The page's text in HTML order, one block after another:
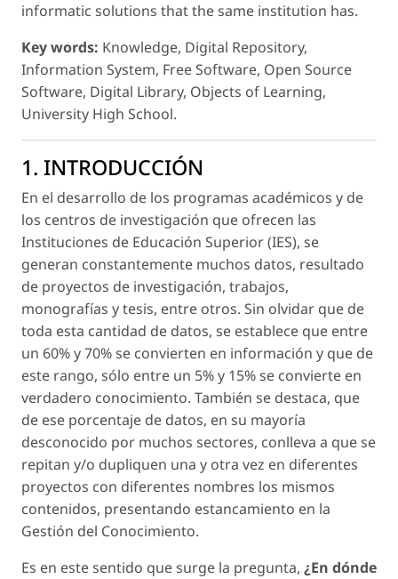
informatic solutions that the same institution has.
Key words: Knowledge, Digital Repository,
Information System, Free Software, Open Source
Software, Digital Library, Objects of Learning,
University High School.
1. INTRODUCCIÓN
En el desarrollo de los programas académicos y de
los centros de investigación que ofrecen las
Instituciones de Educación Superior (IES), se
generan constantemente muchos datos, resultado
de proyectos de investigación, trabajos,
monografías y tesis, entre otros. Sin olvidar que de
toda esta cantidad de datos, se establece que entre
un 60% y 70% se convierten en información y que de
este rango, sólo entre un 5% y 15% se convierte en
verdadero conocimiento. También se destaca, que
de ese porcentaje de datos, en su mayoría
desconocido por muchos sectores, conlleva a que se
repitan y/o dupliquen una y otra vez en diferentes
proyectos con diferentes nombres los mismos
contenidos, presentando estancamiento en la
Gestión del Conocimiento.
Es en este sentido que surge la pregunta, ¿En dónde